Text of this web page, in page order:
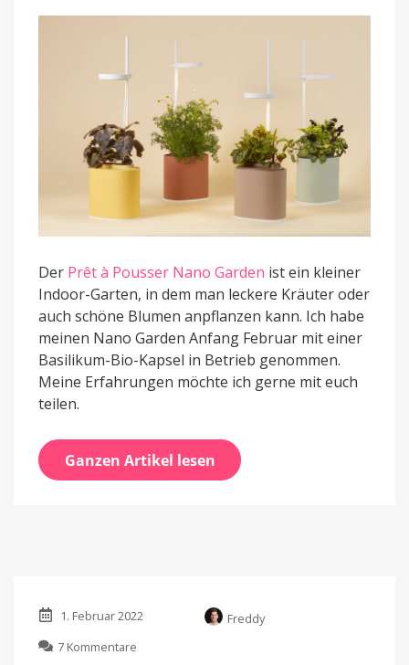
Nährstoffen
Der Prêt à Pousser Nano Garden ist ein kleiner
Indoor-Garten, in dem man leckere Kräuter oder
auch schöne Blumen anpflanzen kann. Ich habe
meinen Nano Garden Anfang Februar mit einer
Basilikum-Bio-Kapsel in Betrieb genommen.
Meine Erfahrungen möchte ich gerne mit euch
teilen.
Ganzen Artikel lesen
1. Februar 2022
Freddy
7 Kommentare